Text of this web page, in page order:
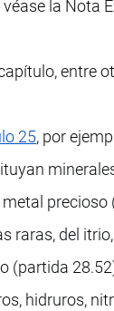
la Nota
entre
25, por
raras, del
(partida
hidruros,